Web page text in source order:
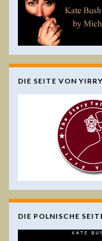
DIE SEITE VON
DIE POLNISCHE